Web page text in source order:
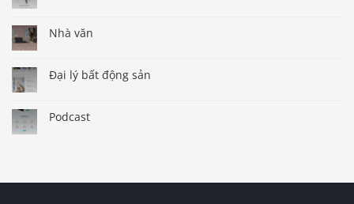
Nhà văn
Đại lý bất động sản
Podcast